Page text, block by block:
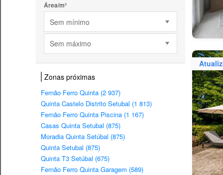
Área/m²
Sem mínimo
Sem máximo
Zonas próximas
Fernão Ferro Quinta (2 937)
Quinta Castelo Distrito Setubal (1 813)
Fernão Ferro Quinta Piscina (1 167)
Casas Quinta Setubal (875)
Moradia Quinta Setúbal (875)
Quinta Setubal (875)
Quinta T3 Setúbal (675)
Fernão Ferro Quinta Garagem (589)